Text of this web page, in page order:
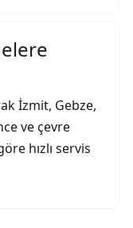
İzmit, Gebze,
ve çevre
hızlı servis